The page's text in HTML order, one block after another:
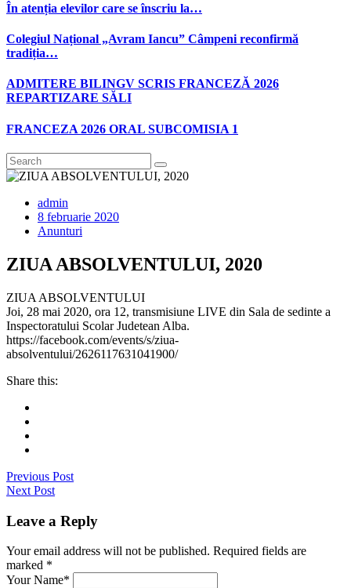
În atenția elevilor care se înscriu la…
Colegiul Național „Avram Iancu” Câmpeni reconfirmă
tradiția…
ADMITERE BILINGV SCRIS FRANCEZĂ 2026
REPARTIZARE SĂLI
FRANCEZA 2026 ORAL SUBCOMISIA 1
admin
8 februarie 2020
Anunturi
ZIUA ABSOLVENTULUI, 2020
ZIUA ABSOLVENTULUI
Joi, 28 mai 2020, ora 12, transmisiune LIVE din Sala de sedinte a
Inspectoratului Scolar Judetean Alba.
https://facebook.com/events/s/ziua-
absolventului/2626117631041900/
Share this:
Previous Post
Next Post
Leave a Reply
Your email address will not be published. Required fields are
marked *
Your Name*